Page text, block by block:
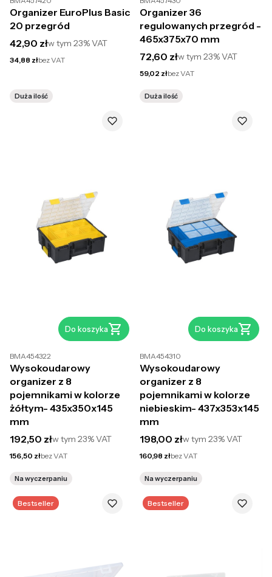
Organizer EuroPlus Basic
20 przegród
Cena brutto
42,90 złw tym 23%VAT
Cena netto
34,88 złbez VAT
Duża ilość
Organizer 36
regulowanych przegród -
465x375x70 mm
Cena brutto
72,60 złw tym23%VAT
Cena netto
59,02 złbez VAT
Duża ilość
Do koszyka
BMA454322
Wysokoudarowy
organizer z 8
pojemnikami w kolorze
żółtym- 435x350x145
mm
Cena brutto
192,50 złw tym 23%VAT
Cena netto
156,50 złbez VAT
Na wyczerpaniu
Do koszyka
BMA454310
Wysokoudarowy
organizer z 8
pojemnikami w kolorze
niebieskim- 437x353x145
mm
Cena brutto
198,00 złw tym23%VAT
Cena netto
160,98 złbez VAT
Na wyczerpaniu
Bestseller Bestseller